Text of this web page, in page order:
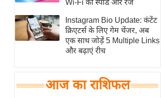
स्तंभ
एम.
आर.
चाय पर
समीक्षा
Wi-Fi की स्पीड और रेंज
Instagram Bio Update: कंटेंट
क्रिएटर्स के लिए गेम चेंजर, अब
एक साथ जोड़ें 5 Multiple Links
और बढ़ाएं रीच
आज का राशिफल